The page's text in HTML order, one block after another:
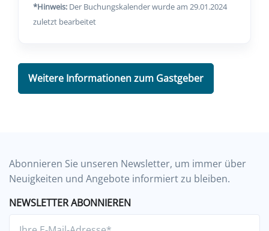
*Hinweis: Der Buchungskalender wurde am 29.01.2024
zuletzt bearbeitet
Weitere Informationen zum Gastgeber
Abonnieren Sie unseren Newsletter, um immer über
Neuigkeiten und Angebote informiert zu bleiben.
NEWSLETTER ABONNIEREN